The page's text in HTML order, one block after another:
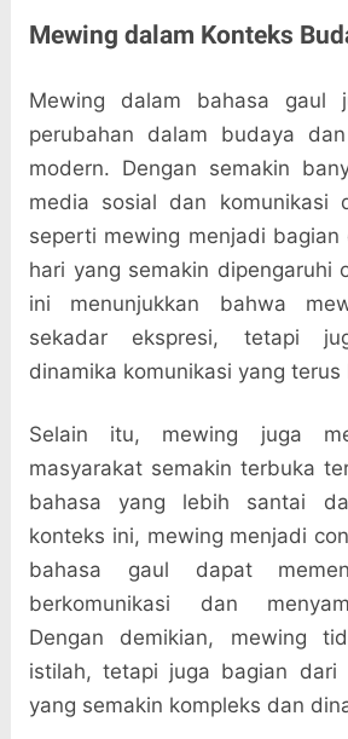
Mewing dalam Konteks
Mewing dalam bahasa gaul
perubahan dalam budaya
modern. Dengan semakin
media sosial dan komunikasi
seperti mewing menjadi
hari yang semakin dipengaruhi
ini menunjukkan bahwa
sekadar ekspresi, tetapi
dinamika komunikasi yang
Selain itu, mewing juga
masyarakat semakin terbuka
bahasa yang lebih santai
konteks ini, mewing menjadi
bahasa gaul dapat
berkomunikasi dan
Dengan demikian, mewing
istilah, tetapi juga bagian dari
yang semakin kompleks dan